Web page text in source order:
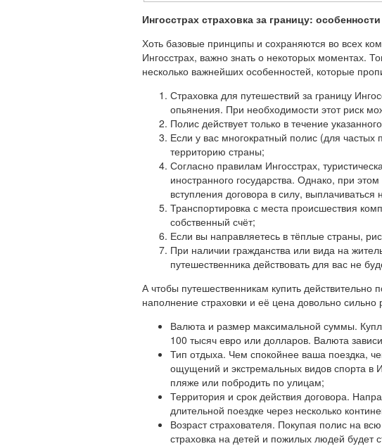
Ингосстрах страховка за границу:
Хоть базовые принципы и сохраняются во всех
Ингосстрах, важно знать о некоторых моментах.
несколько важнейших особенностей, которые
Страховка для путешествий за границу
опьянения. При необходимости этот риск
Полис действует только в течение
Если у вас многократный полис (для частых
территорию страны;
Согласно правилам Ингосстрах,
иностранного государства. Однако, при
вступления договора в силу, выплачиваться
Транспортировка с места происшествия
собственный счёт;
Если вы направляетесь в тёплые страны,
При наличии гражданства или вида на
путешественника действовать для вас не
А чтобы путешественникам купить
наполнение страховки и её цена довольно
Валюта и размер максимальной суммы.
100 тысяч евро или долларов. Валюта
Тип отдыха. Чем спокойнее ваша поездка,
ощущений и экстремальных видов спорта в
пляже или побродить по улицам;
Территория и срок действия договора.
длительной поездке через несколько
Возраст страхователя. Покупая полис на
страховка на детей и пожилых людей будет